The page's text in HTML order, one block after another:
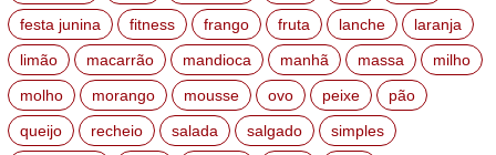
festa junina
fitness frango fruta lanche
laranja
limão
macarrão mandioca manhã massa
milho
molho
morango mousse ovo peixe
pão
queijo
recheio salada salgado
simples